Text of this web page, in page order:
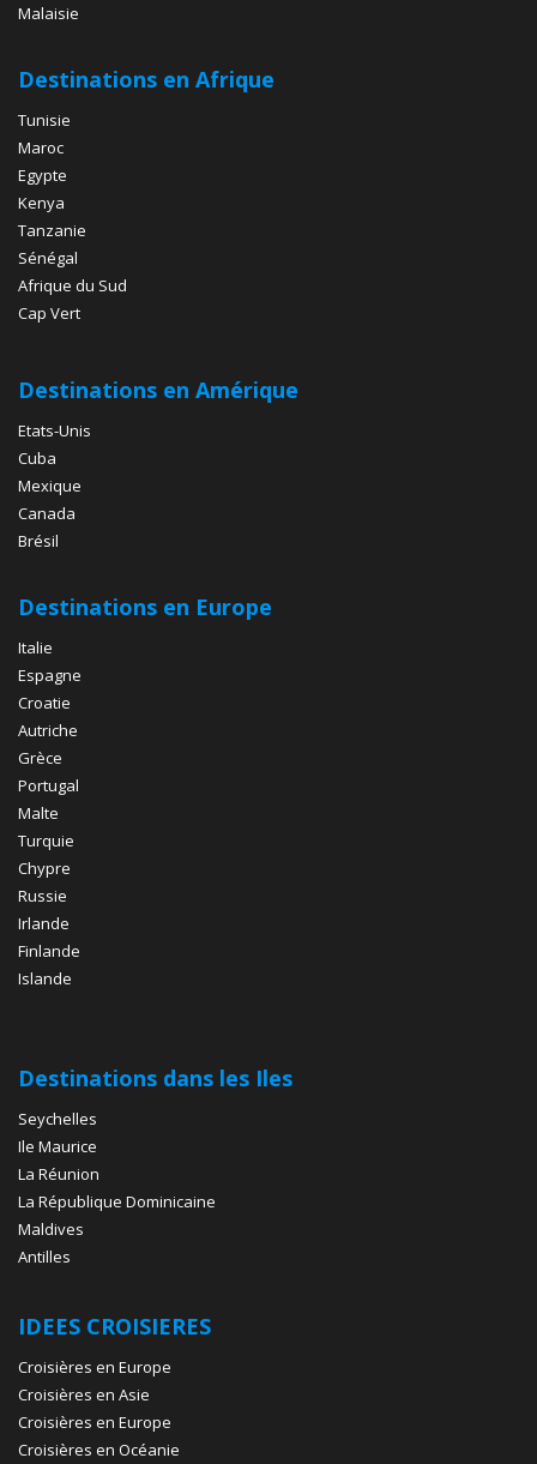
Malaisie
Destinations en Afrique
Tunisie
Maroc
Egypte
Kenya
Tanzanie
Sénégal
Afrique du Sud
Cap Vert
Destinations en Amérique
Etats-Unis
Cuba
Mexique
Canada
Brésil
Destinations en Europe
Italie
Espagne
Croatie
Autriche
Grèce
Portugal
Malte
Turquie
Chypre
Russie
Irlande
Finlande
Islande
Destinations dans les Iles
Seychelles
Ile Maurice
La Réunion
La République Dominicaine
Maldives
Antilles
IDEES CROISIERES
Croisières en Europe
Croisières en Asie
Croisières en Europe
Croisières en Océanie